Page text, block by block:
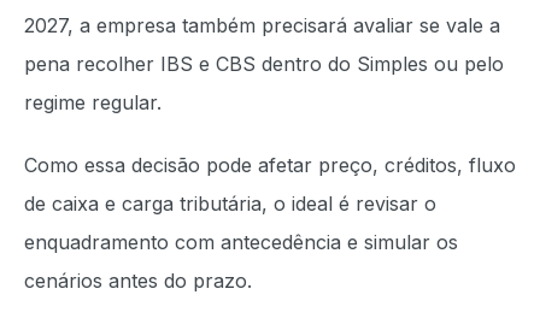
2027, a empresa também precisará avaliar se vale a
pena recolher IBS e CBS dentro do Simples ou pelo
regime regular.
Como essa decisão pode afetar preço, créditos, fluxo
de caixa e carga tributária, o ideal é revisar o
enquadramento com antecedência e simular os
cenários antes do prazo.